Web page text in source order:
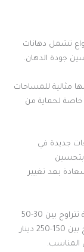
تشمل دهانات
جودة الدهان.
مثالية للمساحات
خاصة لحماية من
بصبغات جديدة في
بتحسين
بعد تغيير
التكاليف تختلف بين أنواع الدهانات. تكلفة دهان غرفة تتراوح بين 30-50
دينار كويتي. أما تكلفة دهان شقة كاملة، فهي تتراوح بين 150-250 دينار
المناسب.